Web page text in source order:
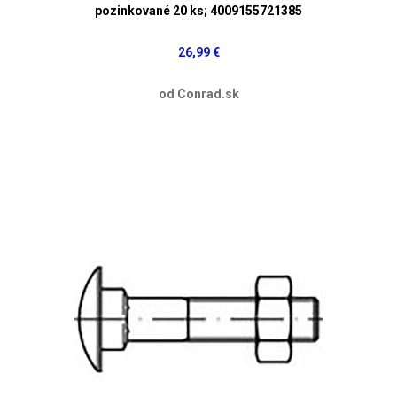
pozinkované 20 ks; 4009155721385
26,99 €
od Conrad.sk